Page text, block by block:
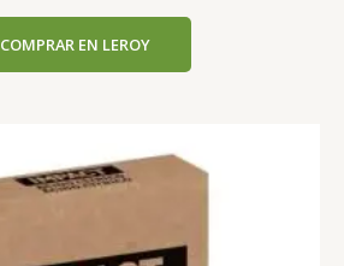
COMPRAR EN LEROY